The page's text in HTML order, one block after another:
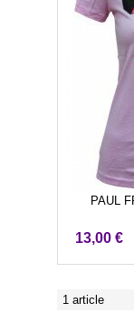
PAUL
13,00 €
1 article